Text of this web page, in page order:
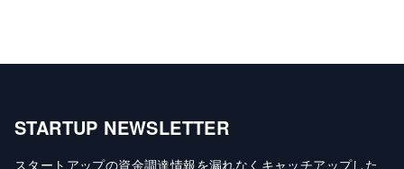
STARTUP NEWSLETTER
スタートアップの資金調達情報を漏れなくキャッチアップした